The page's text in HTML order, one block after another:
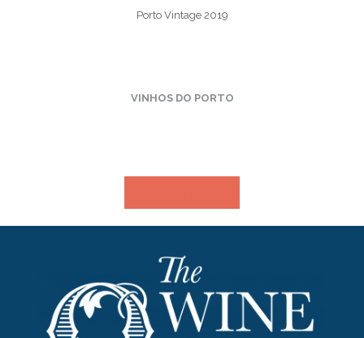
Porto Vintage 2019
VINHOS DO PORTO